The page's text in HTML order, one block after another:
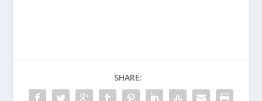
SHARE: